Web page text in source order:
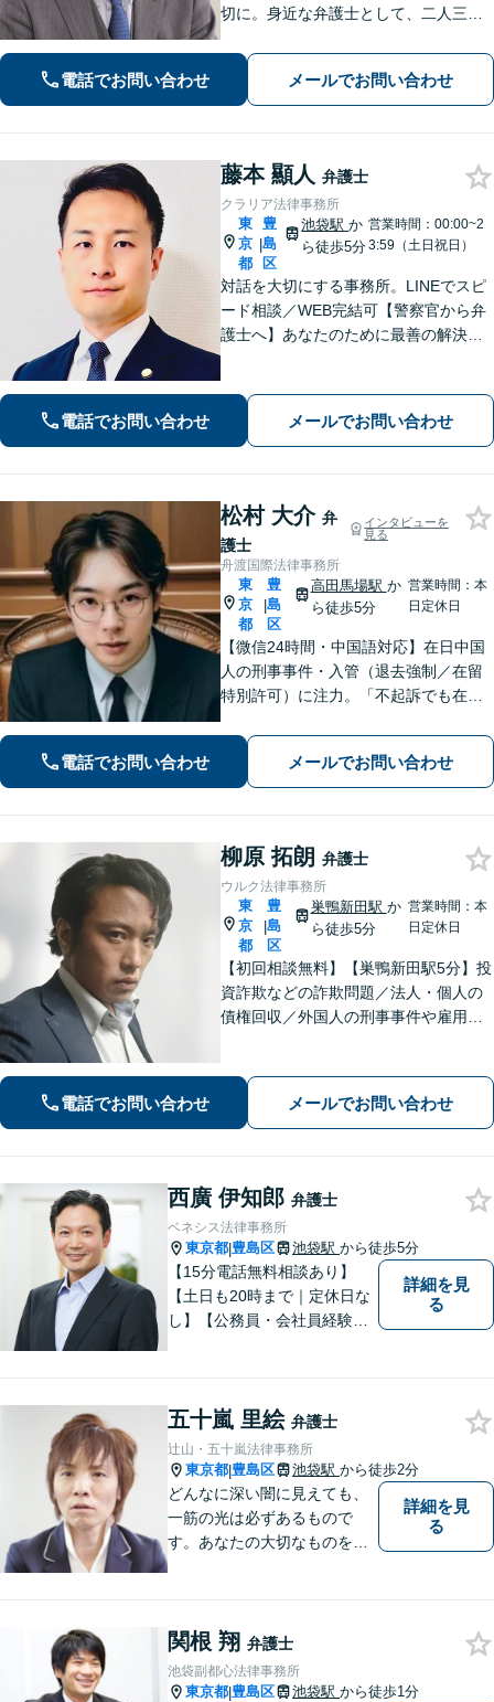
切に。身近な弁護士として、二人三脚
動産トラブル、交通事故、男女トラブ
ル、企業法務に対応。豊富な実績で、
幅広いお悩みに対応します【大塚駅2
分】
電話でお問い合わせ メールでお問い合わせ
藤本 顯人 弁護士
クラリア法律事務所
東
京
都
|
豊
島
区
池袋駅か
ら徒歩5分
営業時間：00:00~2
3:59（土日祝日）
対話を大切にする事務所。LINEでスピ
ード相談／WEB完結可【警察官から弁
護士へ】あなたのために最善の解決を
民事から刑事事件まで幅広く支援【完
電話でお問い合わせ メールでお問い合わせ
松村 大介 弁
護士
インタビューを
見る
舟渡国際法律事務所
東
京
都
|
豊
島
区
高田馬場駅 か
ら徒歩5分
営業時間：本
日定休日
【微信24時間・中国語対応】在日中国
人の刑事事件・入管（退去強制／在留
特別許可）に注力。「不起訴でも在留
え、難関案件を最後まで闘う弁護士。
初回相談無料・全国対応。微信：mats
umura1119
電話でお問い合わせ メールでお問い合わせ
柳原 拓朗 弁護士
ウルク法律事務所
東
京
都
|
豊
島
区
巣鴨新田駅 か
ら徒歩5分
営業時間：本
日定休日
【初回相談無料】【巣鴨新田駅5分】投
資詐欺などの詐欺問題／法人・個人の
債権回収／外国人の刑事事件や雇用問
を1日でも早く解消できるよう尽力しま
す。お気軽にご相談ください【Web相
電話でお問い合わせ メールでお問い合わせ
西廣 伊知郎 弁護士
ベネシス法律事務所
東京都|豊島区 池袋駅 から徒歩5分
【15分電話無料相談あり】
【土日も20時まで｜定休日な
し】【公務員・会社員経験あ
産、離婚、労働、借金トラブ
ルならお任せください。【企
業側にも対応】【池袋駅5分】
詳細を見
る
五十嵐 里絵 弁護士
辻山・五十嵐法律事務所
東京都|豊島区 池袋駅 から徒歩2分
どんなに深い闇に見えても、
一筋の光は必ずあるもので
す。あなたの大切なものを守
う。 弁護士は、悩むあなたの
強くて優しい最強・最良のパ
ートナーです。
詳細を見
る
関根 翔 弁護士
池袋副都心法律事務所
東京都|豊島区 池袋駅 から徒歩1分